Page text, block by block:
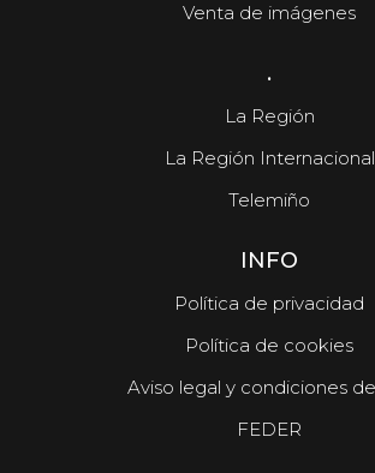
Venta de imágenes
.
La Región
La Región Internacional
Telemiño
INFO
Política de privacidad
Política de cookies
Aviso legal y condiciones
FEDER